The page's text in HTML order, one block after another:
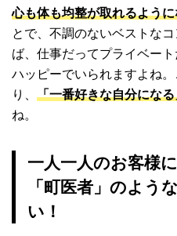
心も体も均整が取れるよう
とで、不調のないベストな
ば、仕事だってプライベー
ハッピーでいられますよね
り、 「一番好きな自分にな
ね。
一人一人のお客様
「町医者」のよう
い！